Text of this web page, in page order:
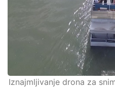
Iznajmljivanje drona za